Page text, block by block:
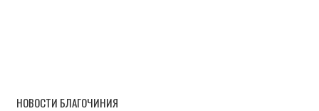
НОВОСТИ БЛАГОЧИНИЯ